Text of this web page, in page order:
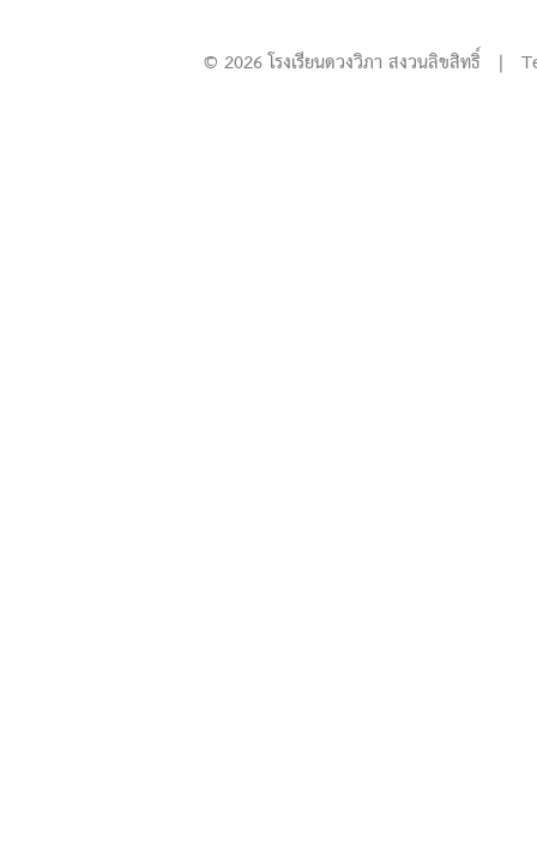
© 2026 โรงเรียนดวงวิภา สงวนลิขสิทธิ์ |